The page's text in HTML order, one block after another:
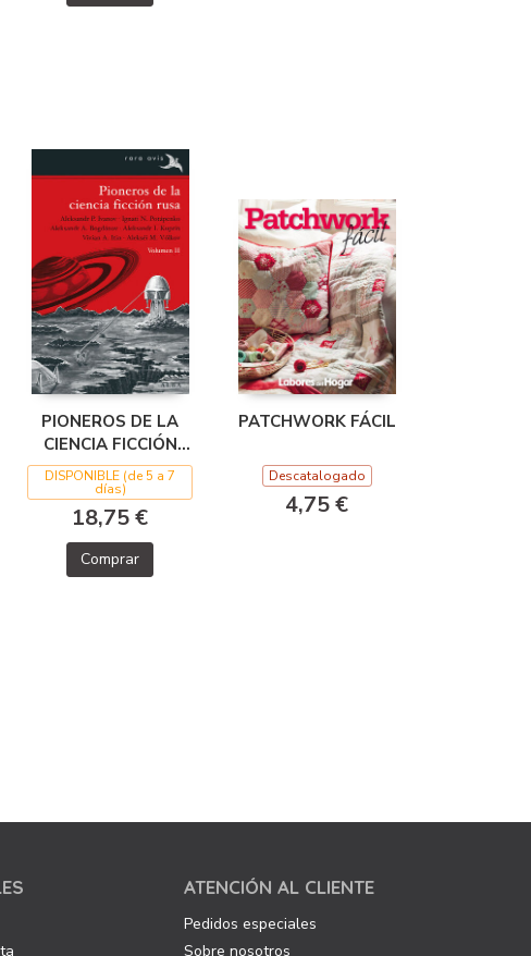
PIONEROS DE LA
CIENCIA FICCIÓN
RUSA VOL. II
DISPONIBLE (de 5 a 7
días)
18,75 €
Comprar
PATCHWORK FÁCIL
Descatalogado
4,75 €
ATENCIÓN AL CLIENTE
Pedidos especiales
Sobre nosotros